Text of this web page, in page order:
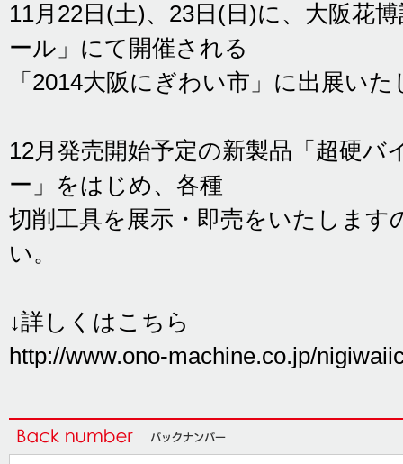
11月22日(土)、23日(日)に、大阪花
ール」にて開催される
「2014大阪にぎわい市」に出展い
12月発売開始予定の新製品「超硬バ
ー」をはじめ、各種
切削工具を展示・即売をいたします
い。
↓詳しくはこちら
http://www.ono-machine.co.jp/